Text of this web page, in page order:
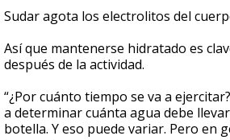
Sudar agota los electrolitos del
Así que mantenerse hidratado es
después de la actividad.
“¿Por cuánto tiempo se va a
a determinar cuánta agua debe
botella. Y eso puede variar. Pero en